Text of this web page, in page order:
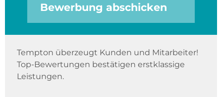
Bewerbung abschicken
Tempton überzeugt Kunden und Mitarbeiter!
Top-Bewertungen bestätigen erstklassige
Leistungen.